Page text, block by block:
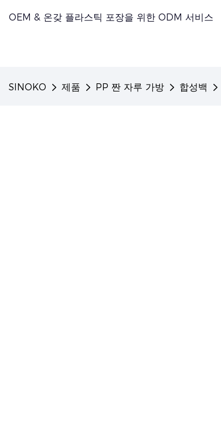
OEM & 온갖 플라스틱 포장을 위한 ODM 서비스
SINOKO 제품 PP 짠 자루 가방 합성백